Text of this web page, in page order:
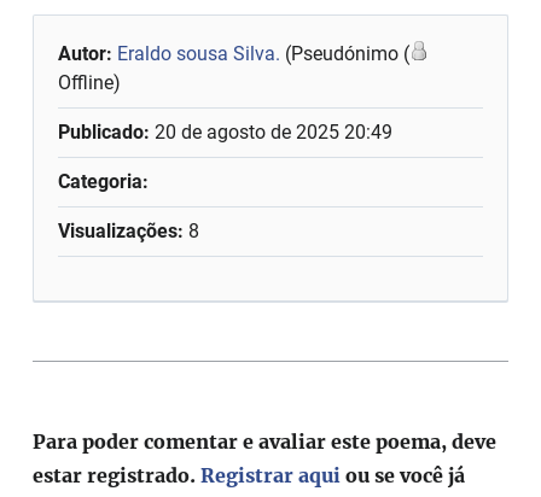
Autor: Eraldo sousa Silva. (Pseudónimo (
Offline)
Publicado:20 de agosto de 2025 20:49
Categoria:
Visualizações: 8
Para poder comentar e avaliar este poema, deve
estar registrado.Registrar aqui ou se você já